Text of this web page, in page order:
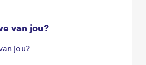
van jou?
jou?